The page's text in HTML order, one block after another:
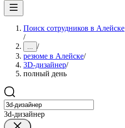
Поиск сотрудников в Алейске
/
... /
резюме в Алейске/
3D-дизайнер/
полный день
3d-дизайнер